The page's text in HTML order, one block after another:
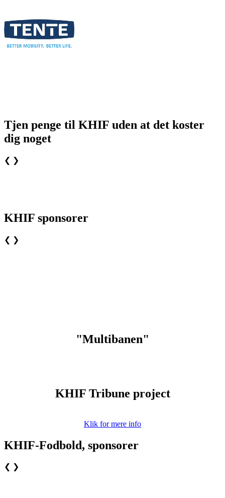
Tjen penge til KHIF uden at det koster
dig noget
❮ ❯
KHIF sponsorer
❮ ❯
"Multibanen"
KHIF Tribune project
Klik for mere info
KHIF-Fodbold, sponsorer
❮ ❯